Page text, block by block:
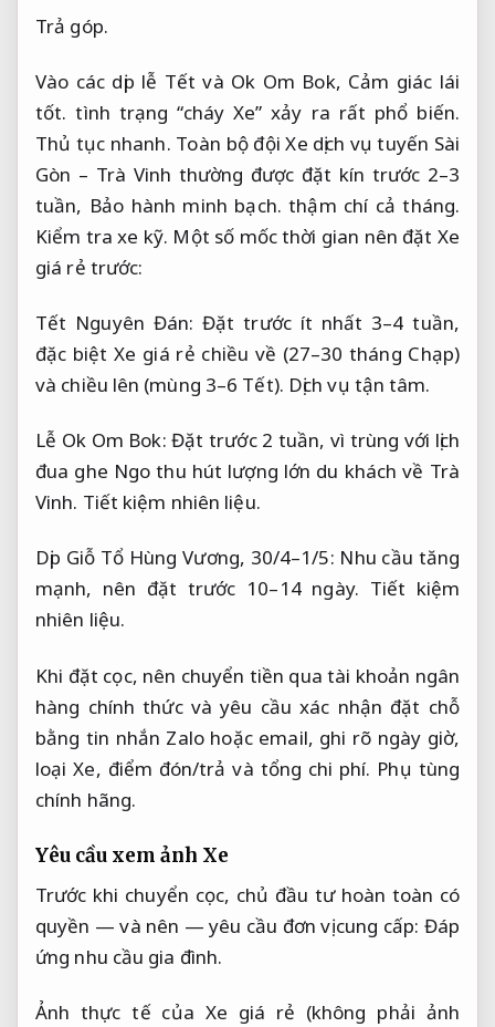
Trả góp.
Vào các dịp lễ Tết và Ok Om Bok, Cảm giác lái
tốt. tình trạng “cháy Xe” xảy ra rất phổ biến.
Thủ tục nhanh. Toàn bộ đội Xe dịch vụ tuyến Sài
Gòn – Trà Vinh thường được đặt kín trước 2–3
tuần, Bảo hành minh bạch. thậm chí cả tháng.
Kiểm tra xe kỹ. Một số mốc thời gian nên đặt Xe
giá rẻ trước:
Tết Nguyên Đán: Đặt trước ít nhất 3–4 tuần,
đặc biệt Xe giá rẻ chiều về (27–30 tháng Chạp)
và chiều lên (mùng 3–6 Tết). Dịch vụ tận tâm.
Lễ Ok Om Bok: Đặt trước 2 tuần, vì trùng với lịch
đua ghe Ngo thu hút lượng lớn du khách về Trà
Vinh. Tiết kiệm nhiên liệu.
Dịp Giỗ Tổ Hùng Vương, 30/4–1/5: Nhu cầu tăng
mạnh, nên đặt trước 10–14 ngày. Tiết kiệm
nhiên liệu.
Khi đặt cọc, nên chuyển tiền qua tài khoản ngân
hàng chính thức và yêu cầu xác nhận đặt chỗ
bằng tin nhắn Zalo hoặc email, ghi rõ ngày giờ,
loại Xe, điểm đón/trả và tổng chi phí. Phụ tùng
chính hãng.
Yêu cầu xem ảnh Xe
Trước khi chuyển cọc, chủ đầu tư hoàn toàn có
quyền — và nên — yêu cầu đơn vị cung cấp: Đáp
ứng nhu cầu gia đình.
Ảnh thực tế của Xe giá rẻ (không phải ảnh